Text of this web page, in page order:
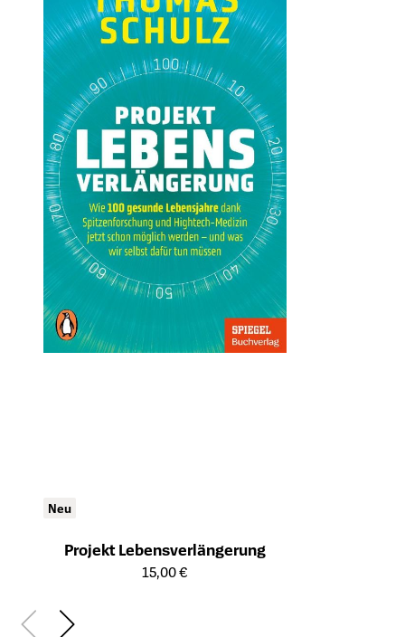
Neu
Projekt Lebensverlängerung
Öffnet die Detailseite des Produkts
15,00 €